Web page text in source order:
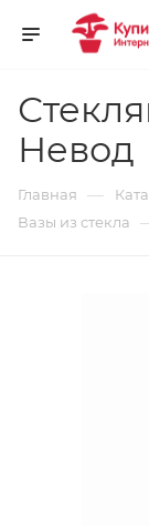
Невод
Главная —
Вазы из стекла